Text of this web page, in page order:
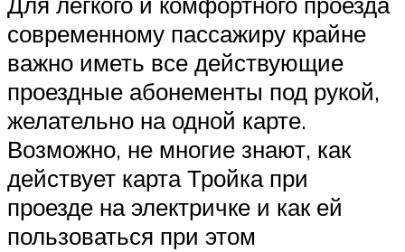
современному пассажиру крайне
важно иметь все действующие
проездные абонементы под рукой,
желательно на одной карте.
Возможно, не многие знают, как
действует карта Тройка при
проезде на электричке и как ей
пользоваться при этом